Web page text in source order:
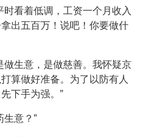
时看着低调，工资一个月收入
出五百万！说吧！你要做什
做生意，是做慈善。我怀疑京
算做好准备。为了以防有人
下手为强。”
生意？”